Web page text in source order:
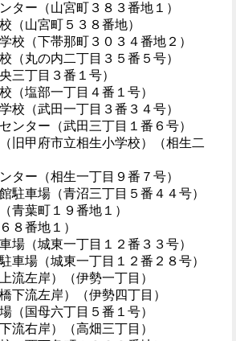
ター（山宮町３８３番地１）
（山宮町５３８番地）
校（下帯那町３０３４番地２）
（丸の内二丁目３５番５号）
三丁目３番１号）
（塩部一丁目４番１号）
校（武田一丁目３番３４号）
ンター（武田三丁目１番６号）
旧甲府市立相生小学校）（相生二
ター（相生一丁目９番７号）
駐車場（青沼三丁目５番４４号）
青葉町１９番地１）
８番地１）
場（城東一丁目１２番３３号）
車場（城東一丁目１２番２８号）
流左岸）（伊勢一丁目）
下流左岸）（伊勢四丁目）
（国母六丁目５番１号）
流右岸）（高畑三丁目）